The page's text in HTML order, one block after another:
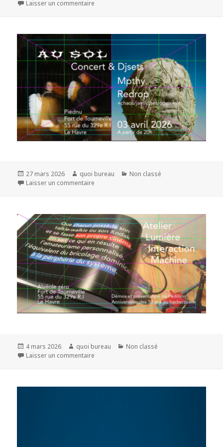
le
Laisser un commentaire
Publié
le
27 mars 2026 Auteur
quoi bureau Catégories
Non classé
Laisser un commentaire
Publié
le
4 mars 2026 Auteur
quoi bureau Catégories
Non classé
Laisser un commentaire